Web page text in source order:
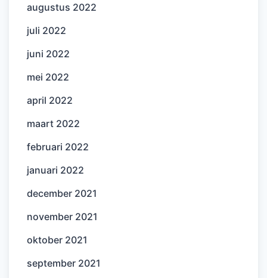
augustus 2022
juli 2022
juni 2022
mei 2022
april 2022
maart 2022
februari 2022
januari 2022
december 2021
november 2021
oktober 2021
september 2021